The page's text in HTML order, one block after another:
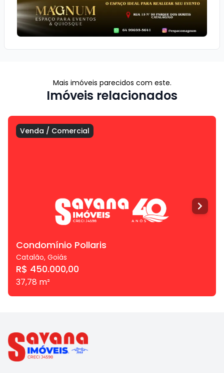
Mais imóveis parecidos com este.
Imóveis relacionados
Venda / Comercial
Condomínio Pollaris
Catalão, Goiás
R$ 450.000,00
37,78 m²